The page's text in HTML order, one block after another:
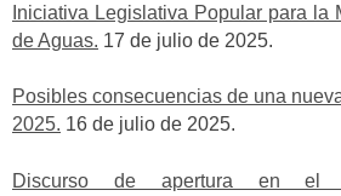
Iniciativa Legislativa Popular para la
de Aguas. 17 de julio de 2025.
Posibles consecuencias de una
2025. 16 de julio de 2025.
Discurso de apertura en el